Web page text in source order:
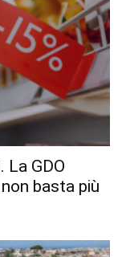
La GDO
basta più